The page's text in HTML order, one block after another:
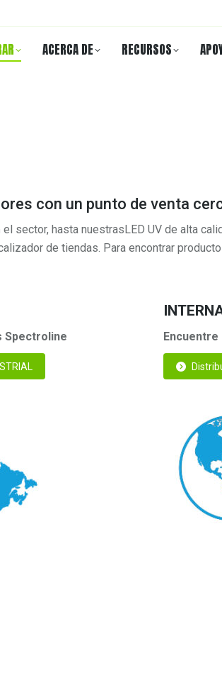
ACERCA DE RECURSOS
con un punto de venta
hasta nuestrasLED UV de alta
de tiendas. Para encontrar
Spectroline